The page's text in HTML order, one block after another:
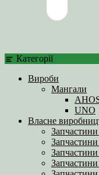
Категорії
Вироби
Мангали
UNO
Власне
Запчастини
Запчастини